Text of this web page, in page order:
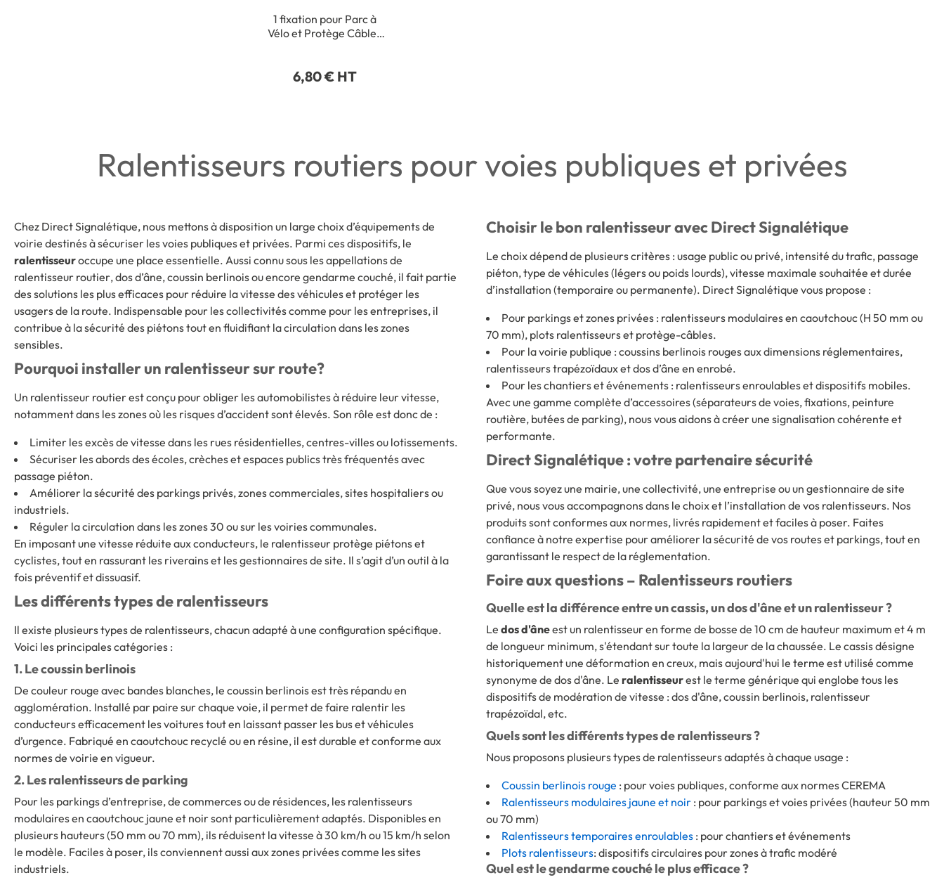
1 fixation pour Parc à
Vélo et Protège Câbles
béton
6,80 € HT
Ralentisseurs routiers pour voies publiques et privées
Chez Direct Signalétique, nous mettons à disposition un large choix d’équipements de
voirie destinés à sécuriser les voies publiques et privées. Parmi ces dispositifs, le
ralentisseuroccupe une place essentielle. Aussi connu sous les appellations de
ralentisseur routier,dos d’âne,coussin berlinoisou encore gendarme couché, il fait partie
des solutions les plus efficaces pour réduire la vitesse des véhicules et protéger les
usagers de la route. Indispensable pour les collectivités comme pour les entreprises, il
contribue à la sécurité des piétons tout en fluidifiant la circulation dans les zones
sensibles.
Pourquoi installer un ralentisseur sur route?
Un ralentisseur routier est conçu pour obliger les automobilistes à réduire leur vitesse,
notamment dans les zones où les risques d’accident sont élevés. Son rôle est donc de :
Limiter les excès de vitesse dans les rues résidentielles, centres-villes ou lotissements.
Sécuriser les abords des écoles, crèches et espaces publics très fréquentés avec
passage piéton.
Améliorer la sécurité des parkings privés, zones commerciales, sites hospitaliers ou
industriels.
Réguler la circulation dans les zones 30 ou sur les voiries communales.
En imposant une vitesse réduite aux conducteurs, le ralentisseur protège piétons et
cyclistes, tout en rassurant les riverains et les gestionnaires de site. Il s’agit d’un outil à la
fois préventif et dissuasif.
Les différents types de ralentisseurs
Il existe plusieurs types de ralentisseurs, chacun adapté à une configuration spécifique.
Voici les principales catégories :
1. Le coussin berlinois
De couleur rouge avec bandes blanches, le coussin berlinoisest très répandu en
agglomération. Installé par paire sur chaque voie, il permet de faire ralentir les
conducteurs efficacement les voitures tout en laissant passer les bus et véhicules
d’urgence. Fabriqué en caoutchouc recyclé ou en résine, il est durable et conforme aux
normes de voirie en vigueur.
2. Les ralentisseurs de parking
Pour les parkings d’entreprise, de commerces ou de résidences, les ralentisseurs
modulaires en caoutchouc jaune et noir sont particulièrement adaptés. Disponibles en
plusieurs hauteurs (50 mm ou 70 mm), ils réduisent la vitesse à 30 km/h ou 15 km/h selon
le modèle. Faciles à poser, ils conviennent aussi aux zones privées comme les sites
industriels.
Choisir le bon ralentisseur avec Direct Signalétique
Le choix dépend de plusieurs critères : usage public ou privé, intensité du trafic, passage
piéton, type de véhicules (légers ou poids lourds), vitesse maximale souhaitée et durée
d’installation (temporaire ou permanente). Direct Signalétique vous propose :
Pour parkings et zones privées : ralentisseurs modulaires en caoutchouc (H 50 mm ou
70 mm), plots ralentisseurs et protège-câbles.
Pour la voirie publique : coussins berlinois rouges aux dimensions réglementaires,
ralentisseurs trapézoïdaux et dos d’âne en enrobé.
Pour les chantiers et événements : ralentisseurs enroulables et dispositifs mobiles.
Avec une gamme complète d’accessoires (séparateurs de voies, fixations, peinture
routière, butées de parking), nous vous aidons à créer une signalisation cohérente et
performante.
Direct Signalétique : votre partenaire sécurité
Que vous soyez une mairie, une collectivité, une entreprise ou un gestionnaire de site
privé, nous vous accompagnons dans le choix et l’installation de vos ralentisseurs. Nos
produits sont conformes aux normes, livrés rapidement et faciles à poser. Faites
confiance à notre expertise pour améliorer la sécurité de vos routes et parkings, tout en
garantissant le respect de la réglementation.
Foire aux questions – Ralentisseurs routiers
Quelle est la différence entre un cassis, un dos d'âne et un ralentisseur ?
Le dos d'âneest un ralentisseur en forme de bosse de 10 cm de hauteur maximum et 4 m
de longueur minimum, s'étendant sur toute la largeur de la chaussée. Le cassis désigne
historiquement une déformation en creux, mais aujourd'hui le terme est utilisé comme
synonyme de dos d'âne. Le ralentisseurest le terme générique qui englobe tous les
dispositifs de modération de vitesse : dos d'âne, coussin berlinois, ralentisseur
trapézoïdal, etc.
Quels sont les différents types de ralentisseurs ?
Nous proposons plusieurs types de ralentisseurs adaptés à chaque usage :
Coussin berlinois rouge : pour voies publiques, conforme aux normes CEREMA
Ralentisseurs modulaires jaune et noir : pour parkings et voies privées (hauteur 50 mm
ou 70 mm)
Ralentisseurs temporaires enroulables : pour chantiers et événements
Plots ralentisseurs: dispositifs circulaires pour zones à trafic modéré
Quel est le gendarme couché le plus efficace ?